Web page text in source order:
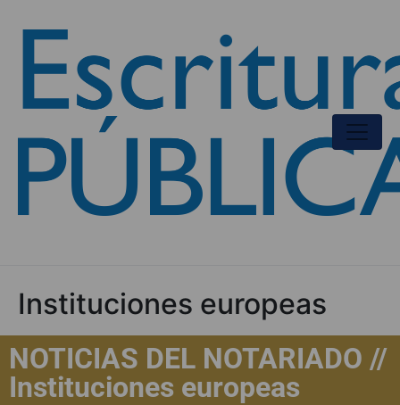
Instituciones europeas
NOTICIAS DEL NOTARIADO //
Instituciones europeas